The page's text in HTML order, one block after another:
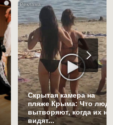
i
Скрытая камера на
пляже Крыма: Что
вытворяют, когда их не
видят...